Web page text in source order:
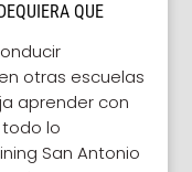
QUE
otras escuelas
aprender con
lo
San Antonio